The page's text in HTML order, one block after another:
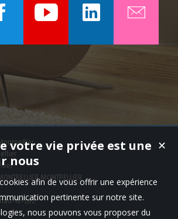
le-Lez
✕
votre vie privée est une
nous
afin de vous offrir une expérience
pertinente sur notre site.
nous pouvons vous proposer du